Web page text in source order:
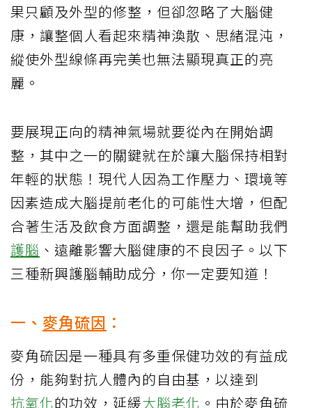
果只顧及外型的修整，但卻忽略了大腦健
康，讓整個人看起來精神渙散、思緒混沌，
縱使外型線條再完美也無法顯現真正的亮
麗。
要展現正向的精神氣場就要從內在開始調
整，其中之一的關鍵就在於讓大腦保持相對
年輕的狀態！現代人因為工作壓力、環境等
因素造成大腦提前老化的可能性大增，但配
合著生活及飲食方面調整，還是能幫助我們
護腦 、遠離影響大腦健康的不良因子。以下
三種新興護腦輔助成分，你一定要知道！
一、 麥角硫因 ：
麥角硫因是一種具有多重保健功效的有益成
份，能夠對抗人體內的自由基，以達到
抗氧化的功效，延緩大腦老化 。由於麥角硫